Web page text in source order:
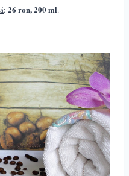
: 26 ron, 200 ml.